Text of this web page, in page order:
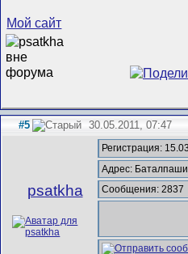
Мой сайт
#5 30.05.2011, 07:47
psatkha
Регистрация:
Адрес:
Сообщения: 2837